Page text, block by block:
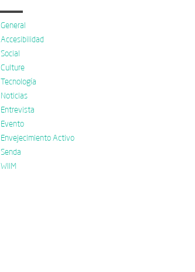
General
Accesibilidad
Social
Culture
Tecnología
Noticias
Entrevista
Evento
Envejecimiento Activo
Senda
WIIM